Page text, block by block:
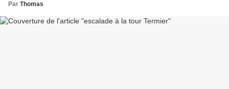
Par Thomas